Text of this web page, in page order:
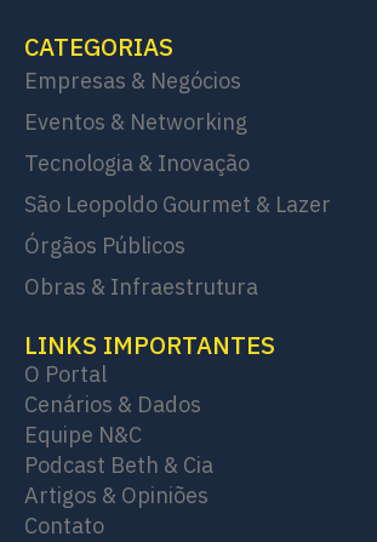
CATEGORIAS
Empresas & Negócios
Eventos & Networking
Tecnologia & Inovação
São Leopoldo Gourmet & Lazer
Órgãos Públicos
Obras & Infraestrutura
LINKS IMPORTANTES
O Portal
Cenários & Dados
Equipe N&C
Podcast Beth & Cia
Artigos & Opiniões
Contato